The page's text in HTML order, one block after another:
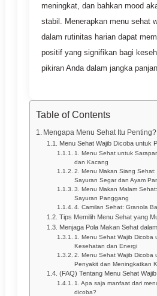
meningkat, dan bahkan mood
stabil. Menerapkan menu sehat
dalam rutinitas harian dapat
positif yang signifikan bagi
pikiran Anda dalam jangka
Table of Contents
Mengapa Menu Sehat Itu Penting?
Menu Sehat Wajib Dicoba untuk
1. Menu Sehat untuk
dan Kacang
2. Menu Makan Siang
Sayuran Segar dan Ayam
3. Menu Makan Malam
Sayuran Panggang
4. Camilan Sehat: Granola
Tips Memilih Menu Sehat yang
Menjaga Pola Makan Sehat
1. Menu Sehat Wajib Dicoba
Kesehatan dan Energi
2. Menu Sehat Wajib Dicoba
Penyakit dan Meningkatkan
(FAQ) Tentang Menu Sehat
1. Apa saja manfaat dari
dicoba?